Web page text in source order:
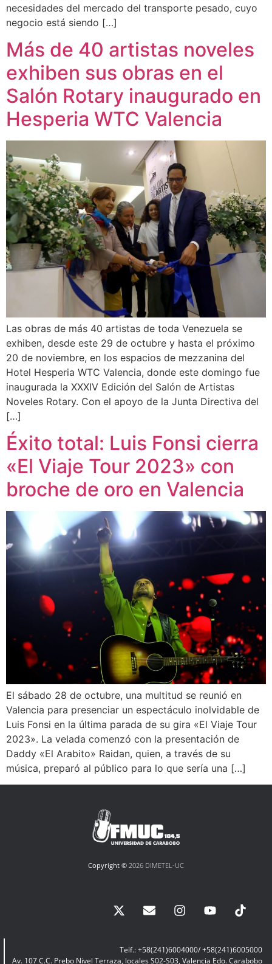
necesidades del mercado del transporte pesado, cuyo
negocio está siendo […]
Más de 40 artistas noveles
exhiben sus obras en el
Salón Rotary inaugurado en
Hesperia WTC Valencia
Las obras de más 40 artistas de toda Venezuela se
exhiben, desde este 29 de octubre y hasta el próximo
20 de noviembre, en los espacios de mezzanina del
Hotel Hesperia WTC Valencia, donde este domingo fue
inaugurada la XXXIV Edición del Salón de Artistas
Noveles Rotary. Con el apoyo de la Junta Directiva del
[…]
Éxito total: Luis Fonsi cierra
«El Viaje Tour 2023» con
broche de oro en Valencia
El sábado 28 de octubre, una multitud se reunió en
Valencia para presenciar un espectáculo inolvidable de
Luis Fonsi en la última parada de su gira «El Viaje Tour
2023». La velada comenzó con la presentación de
Daddy «El Arabito» Raidan, quien, a través de su
música, preparó al público para lo que sería una […]
Copyright © 2026 DIMETEL-UC
Telf.: +58(241)6004000/ +58(241)6005000
Av. 107 C.C. Prebo Nivel Terraza, locales S02-S03, Valencia Edo. Carabobo